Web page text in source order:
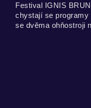
Festival IGNIS
chystají se programy
se dvěma ohňostroji